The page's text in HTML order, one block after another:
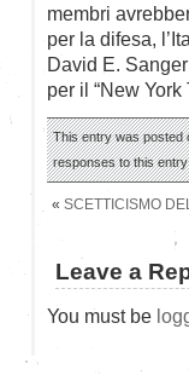
membri
per la difesa,
David E. Sanger
per il “New York
This entry was posted
responses to this
« SCETTICISMO
Leave a
You must be